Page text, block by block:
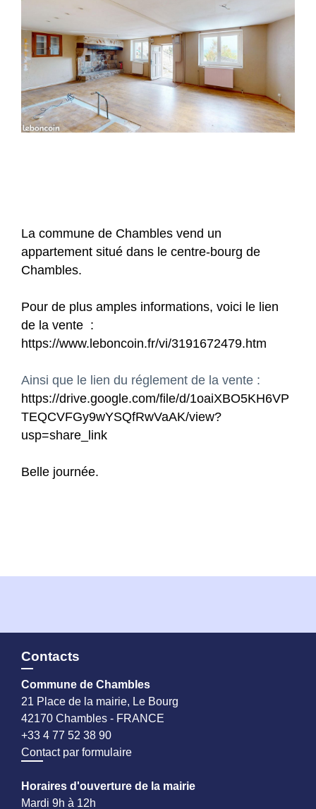
La commune de Chambles vend un
appartement situé dans le centre-bourg de
Chambles.
Pour de plus amples informations, voici le lien
de la vente :
https://www.leboncoin.fr/vi/3191672479.htm
Ainsi que le lien du réglement de la vente :
https://drive.google.com/file/d/1oaiXBO5KH6VP
TEQCVFGy9wYSQfRwVaAK/view?
usp=share_link
Belle journée.
Contacts
Commune de Chambles
21 Place de la mairie, Le Bourg
42170 Chambles - FRANCE
+33 4 77 52 38 90
Contact par formulaire
Horaires d'ouverture de la mairie
Mardi 9h à 12h